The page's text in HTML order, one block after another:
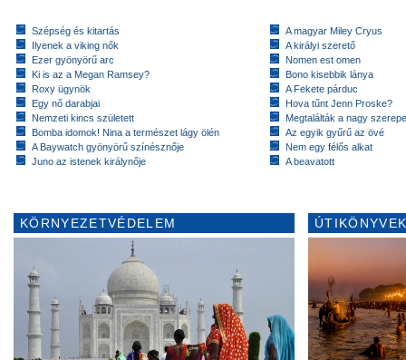
Szépség és kitartás
Ilyenek a viking nők
Ezer gyönyörű arc
Ki is az a Megan Ramsey?
Roxy ügynök
Egy nő darabjai
Nemzeti kincs született
Bomba idomok! Nina a természet lágy ölén
A Baywatch gyönyörű színésznője
Juno az istenek királynője
A magyar Miley Cryus
A királyi szerető
Nomen est omen
Bono kisebbik lánya
A Fekete párduc
Hova tűnt Jenn Proske?
Megtalálták a nagy
Az egyik gyűrű az övé
Nem egy félős alkat
A beavatott
KÖRNYEZETVÉDELEM